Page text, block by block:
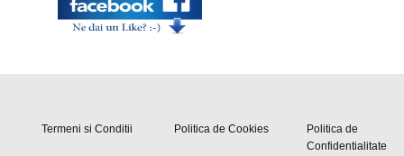
Termeni si Conditii Politica de Cookies
Politica de
Confidentialitate